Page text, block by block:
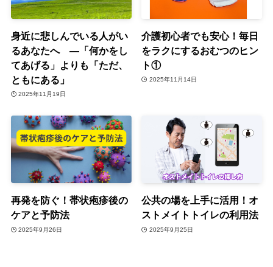
身近に悲しんでいる人がい
るあなたへ ―「何かをし
てあげる」よりも「ただ、
ともにある」
2025年11月19日
介護初心者でも安心！毎日
をラクにするおむつのヒン
ト①
2025年11月14日
再発を防ぐ！帯状疱疹後の
ケアと予防法
2025年9月26日
公共の場を上手に活用！オ
ストメイトトイレの利用法
2025年9月25日